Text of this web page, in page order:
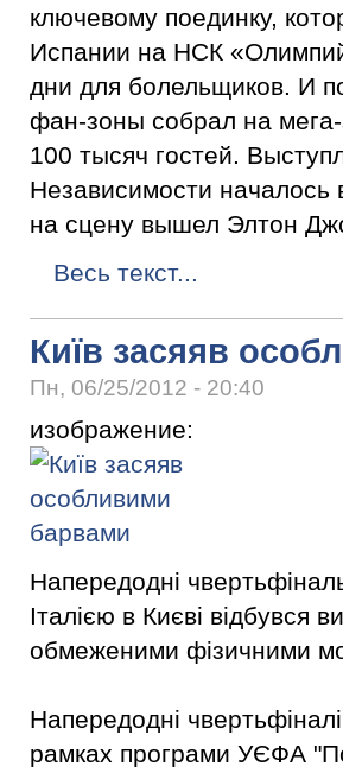
ключевому поединку,
Испании на НСК
дни для болельщиков. И
фан-зоны собрал на
100 тысяч гостей.
Независимости
на сцену вышел Элтон
Весь текст...
Київ засяяв
Пн, 06/25/2012 - 20:40
изображение:
Напередодні
Італією в Києві відбувся
обмеженими фізичними
Напередодні
рамках програми УЄФА